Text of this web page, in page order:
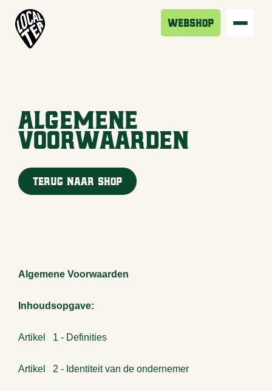
Webshop
Algemene
voorwaarden
Terug naar shop
Algemene Voorwaarden
Inhoudsopgave:
Artikel 1 - Definities
Artikel 2 - Identiteit van de ondernemer